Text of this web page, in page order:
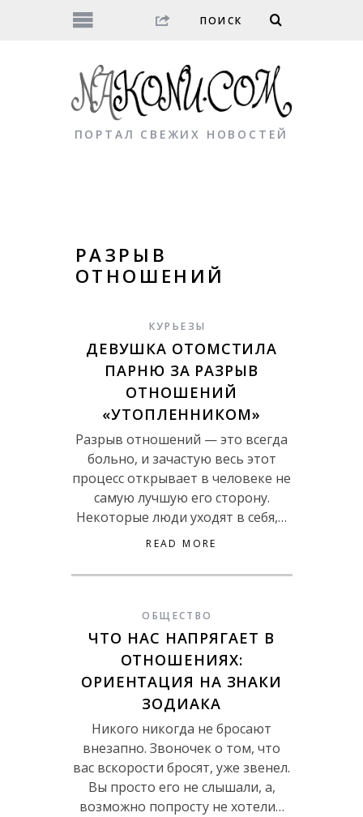
ПОРТАЛ СВЕЖИХ НОВОСТЕЙ
РАЗРЫВ
ОТНОШЕНИЙ
КУРЬЕЗЫ
ДЕВУШКА ОТОМСТИЛА
ПАРНЮ ЗА РАЗРЫВ
ОТНОШЕНИЙ
«УТОПЛЕННИКОМ»
Разрыв отношений — это всегда
больно, и зачастую весь этот
процесс открывает в человеке не
самую лучшую его сторону.
Некоторые люди уходят в себя,…
READ MORE
ОБЩЕСТВО
ЧТО НАС НАПРЯГАЕТ В
ОТНОШЕНИЯХ:
ОРИЕНТАЦИЯ НА ЗНАКИ
ЗОДИАКА
Никого никогда не бросают
внезапно. Звоночек о том, что
вас вскорости бросят, уже звенел.
Вы просто его не слышали, а,
возможно попросту не хотели…